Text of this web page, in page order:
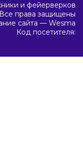
и фейерверков
Все права защищены
сайта — Wesma
Код посетителя: